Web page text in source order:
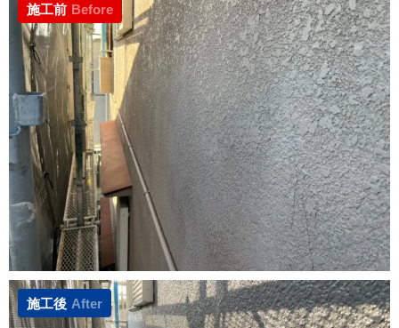
施工前 Before
施工後 After